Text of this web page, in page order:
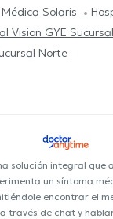
Médica Solaris
Vision GYE
Norte
solución integral que
un síntoma
encontrar el
través de chat y